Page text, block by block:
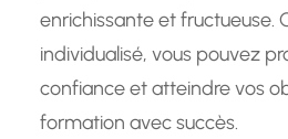
enrichissante et fructueuse.
individualisé, vous pouvez
confiance et atteindre vos
formation avec succès.